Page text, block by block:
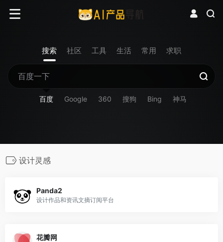
搜索 社区 工具 生活 常用 求职
百度 Google 360 搜狗 Bing 神马
设计灵感
Panda2
设计作品和资讯文摘订阅平台
花瓣网